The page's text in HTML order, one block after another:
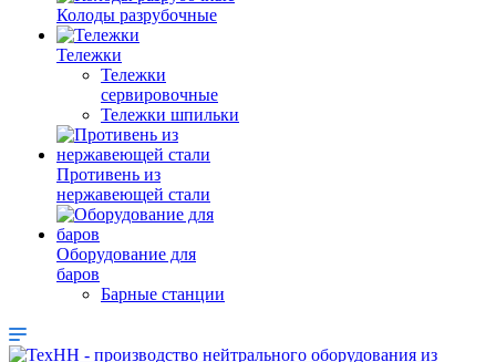
Колоды разрубочные
Тележки
Тележки
сервировочные
Тележки шпильки
Противень из
нержавеющей стали
Оборудование для
баров
Барные станции